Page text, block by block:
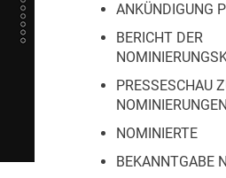
ANKÜNDIGUNG
BERICHT DER
PRESSESCHAU
NOMINIERUNGEN
NOMINIERTE
BEKANNTGABE